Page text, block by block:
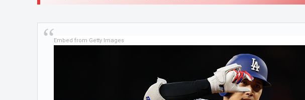
Embed from Getty Images